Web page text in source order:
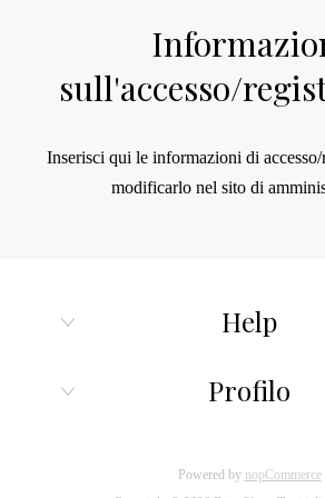
sull'accesso/
Inserisci qui le informazioni di accesso/
modificarlo nel sito di
Help
Profilo
Powered by nopCommerce